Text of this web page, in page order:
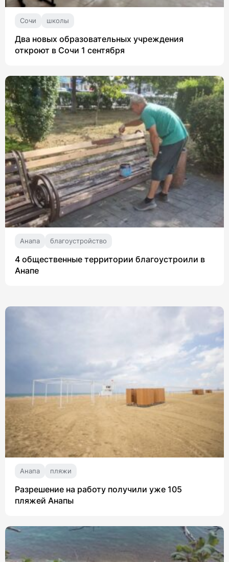
Сочи школы
Два новых образовательных учреждения
откроют в Сочи 1 сентября
Анапа благоустройство
4 общественные территории благоустроили в
Анапе
Анапа пляжи
Разрешение на работу получили уже 105
пляжей Анапы